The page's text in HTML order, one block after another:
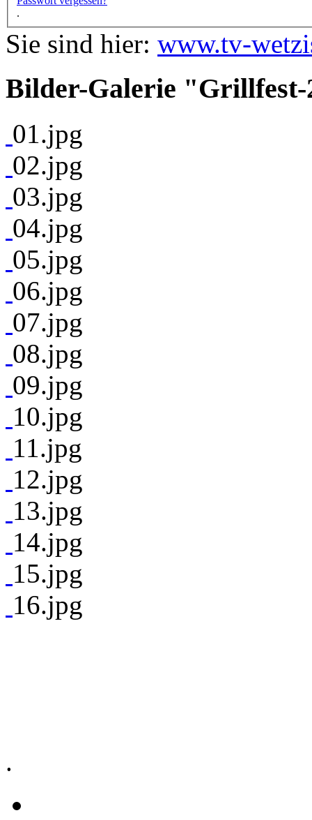
.
Sie sind hier: www.tv-
Bilder-Galerie "Grillfest-
01.jpg
02.jpg
03.jpg
04.jpg
05.jpg
06.jpg
07.jpg
08.jpg
09.jpg
10.jpg
11.jpg
12.jpg
13.jpg
14.jpg
15.jpg
16.jpg
.